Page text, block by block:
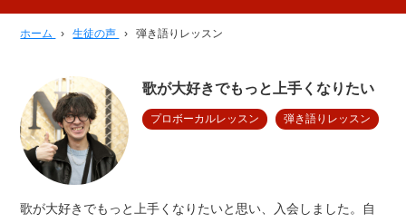
ホーム › 生徒の声 › 弾き語りレッスン
歌が大好きでもっと上手くなりたい
プロボーカルレッスン 弾き語りレッスン
歌が大好きでもっと上手くなりたいと思い、入会しました。自